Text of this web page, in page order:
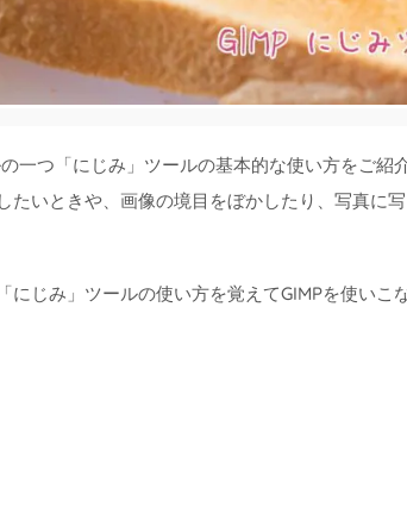
一つ「にじみ」ツールの基本的な使い方をご紹
たいときや、画像の境目をぼかしたり、写真に
にじみ」ツールの使い方を覚えてGIMPを使いこ